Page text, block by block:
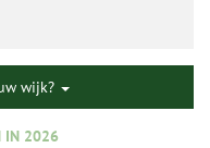
wijk?
IN 2026